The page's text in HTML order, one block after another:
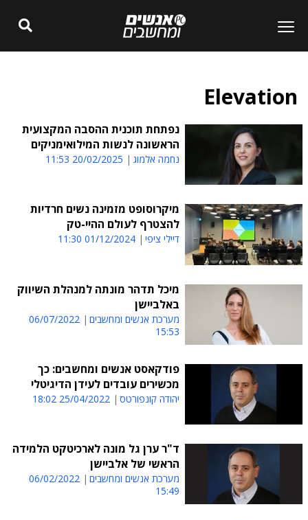
Elevation
נפתחת תוכנית ההסבה המקצועית
הראשונה לנשות המילואימניקים
נחמה אלמוג 20/02/2025 11:53
מיקרוסופט מזמינה נשים חרדיות
להצטרף לעולם ההיי-טק
דיילי ציפי 01/12/2024 11:30
מיכל תדהר מונתה למנהלת השיווק
באלביישן
מערכת אנשים ומחשבים
06/07/2022
15:53
פודקאסט אנשים ומחשבים: כך
מכשירים עובדים לעידן הדיגיטלי
יהודה קונפורטס 25/04/2022 18:02
ד"ר ערן גל מונה לארכיטקט הלמידה
הראשי של אלביישן
מערכת אנשים ומחשבים
06/02/2022
15:49